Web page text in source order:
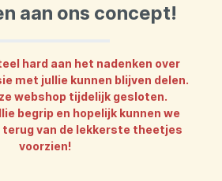
aan ons concept!
hard aan het nadenken over
met jullie kunnen blijven delen.
webshop tijdelijk gesloten.
begrip en hopelijk kunnen we
van de lekkerste theetjes
voorzien!